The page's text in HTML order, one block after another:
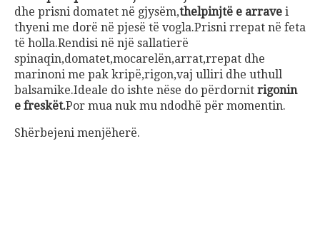
dhe prisni domatet në gjysëm,thelpinjtë e arrave i
thyeni me dorë në pjesë të vogla.Prisni rrepat në feta
të holla.Rendisi në një sallatierë
spinaqin,domatet,mocarelën,arrat,rrepat dhe
marinoni me pak kripë,rigon,vaj ulliri dhe uthull
balsamike.Ideale do ishte nëse do përdornit rigonin
e freskët.Por mua nuk mu ndodhë për momentin.
Shërbejeni menjëherë.